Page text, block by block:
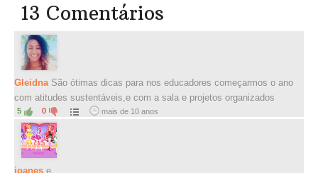
13 Comentários
Gleidna São ótimas dicas para nos educadores começarmos o ano
com atitudes sustentáveis,e com a sala e projetos organizados
5 0 mais de 10 anos
joanes e